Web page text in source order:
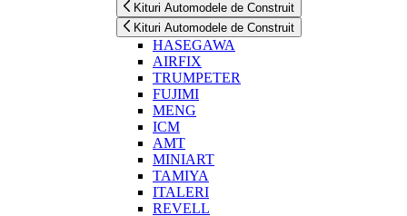
Kituri Automodele de Construit
Kituri Automodele de Construit
HASEGAWA
AIRFIX
TRUMPETER
FUJIMI
MENG
ICM
AMT
MINIART
TAMIYA
ITALERI
REVELL